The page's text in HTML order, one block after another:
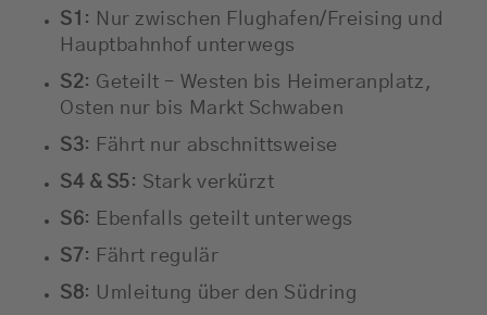
S1 : Nur zwischen Flughafen/Freising und
Hauptbahnhof unterwegs
S2: Geteilt – Westen bis Heimeranplatz,
Osten nur bis Markt Schwaben
S3: Fährt nur abschnittsweise
S4 & S5: Stark verkürzt
S6: Ebenfalls geteilt unterwegs
S7: Fährt regulär
S8: Umleitung über den Südring